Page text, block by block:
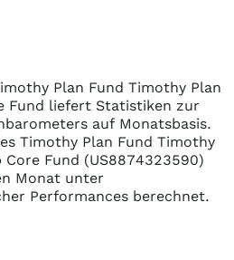
Plan Fund Timothy Plan
Fund liefert Statistiken zur
auf Monatsbasis.
Timothy Plan Fund Timothy
Core Fund (US8874323590)
Monat unter
Performances berechnet.